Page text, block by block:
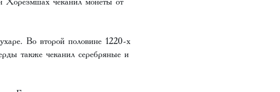
Во второй половине 1220-х
также чеканил серебряные и